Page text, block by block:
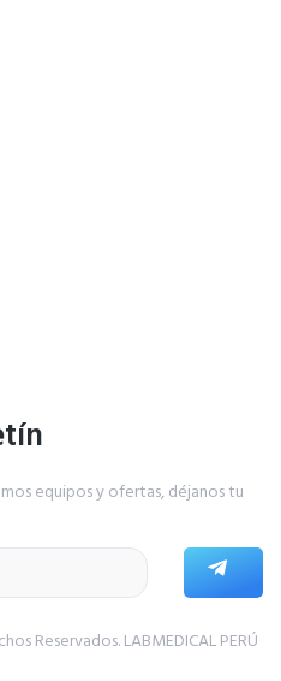
equipos y ofertas, déjanos tu
Reservados.LABMEDICAL PERÚ